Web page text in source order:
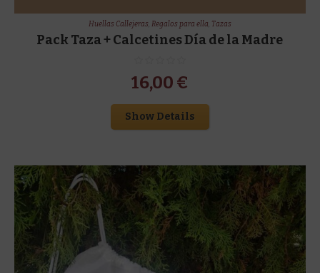
Huellas Callejeras, Regalos para ella, Tazas
Pack Taza + Calcetines Día de la Madre
16,00 €
Show Details